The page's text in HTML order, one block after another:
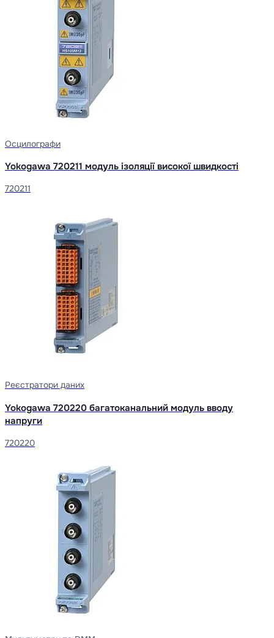
Осцилографи
Yokogawa 720211 модуль ізоляції високої швидкості
720211
Реєстратори даних
Yokogawa 720220 багатоканальний модуль вводу
напруги
720220